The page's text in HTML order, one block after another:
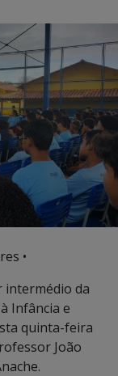
•
intermédio da
Infância e
quinta-feira
João